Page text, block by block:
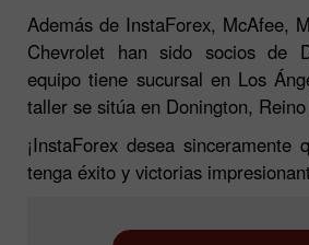
Además de InstaForex, McAfee,
Chevrolet han sido socios de
equipo tiene sucursal en Los
taller se sitúa en Donington,
¡InstaForex desea sinceramente
tenga éxito y victorias